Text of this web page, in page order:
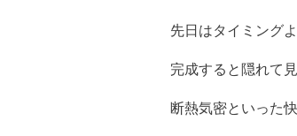
先日はタイミング
完成すると隠れて
断熱気密といった